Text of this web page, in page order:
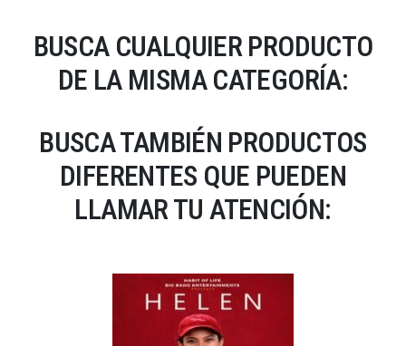
BUSCA CUALQUIER PRODUCTO
DE LA MISMA CATEGORÍA:
BUSCA TAMBIÉN PRODUCTOS
DIFERENTES QUE PUEDEN
LLAMAR TU ATENCIÓN: